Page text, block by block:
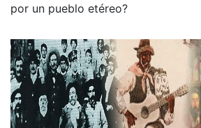
por un pueblo etéreo?